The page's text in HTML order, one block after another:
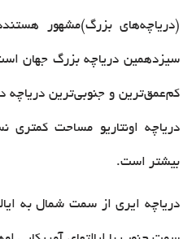
(دریاچه‌های بزرگ)مشهور
سیزدهمین دریاچه بزرگ جهان
کم‌عمق‌ترین و جنوبی‌ترین دریاچه
دریاچه اونتاریو مساحت
بیشتر است.
دریاچه ایری از سمت شمال به